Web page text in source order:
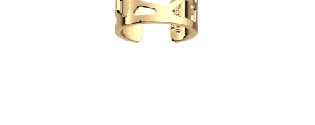
MON COMPTE